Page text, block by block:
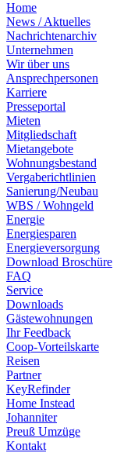
Home
News / Aktuelles
Nachrichtenarchiv
Unternehmen
Wir über uns
Ansprechpersonen
Karriere
Presseportal
Mieten
Mitgliedschaft
Mietangebote
Wohnungsbestand
Vergaberichtlinien
Sanierung/Neubau
WBS / Wohngeld
Energie
Energiesparen
Energieversorgung
Download Broschüre
FAQ
Service
Downloads
Gästewohnungen
Ihr Feedback
Coop-Vorteilskarte
Reisen
Partner
KeyRefinder
Home Instead
Johanniter
Preuß Umzüge
Kontakt